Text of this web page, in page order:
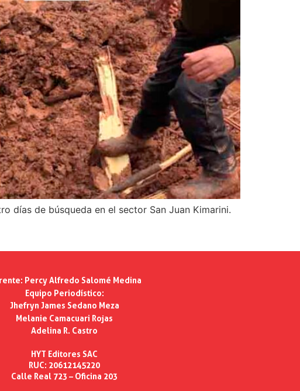
días de búsqueda en el sector San Juan Kimarini.
Percy Alfredo Salomé Medina
Equipo Periodístico:
Jhefryn James Sedano Meza
Melanie Camacuari Rojas
Adelina R. Castro
HYT Editores SAC
RUC: 20612145220
Calle Real 723 – Oficina 203